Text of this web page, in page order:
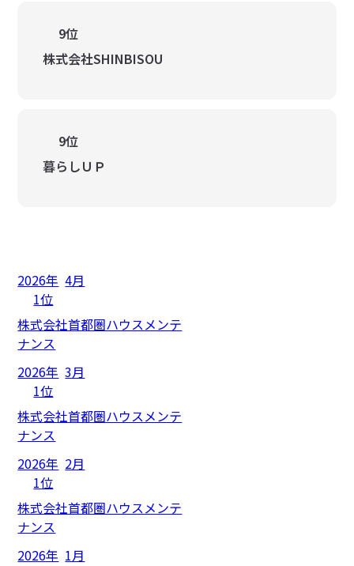
9位
株式会社SHINBISOU
9位
暮らしＵＰ
2026年 4月
1位
株式会社首都圏ハウスメンテ
ナンス
2026年 3月
1位
株式会社首都圏ハウスメンテ
ナンス
2026年 2月
1位
株式会社首都圏ハウスメンテ
ナンス
2026年 1月